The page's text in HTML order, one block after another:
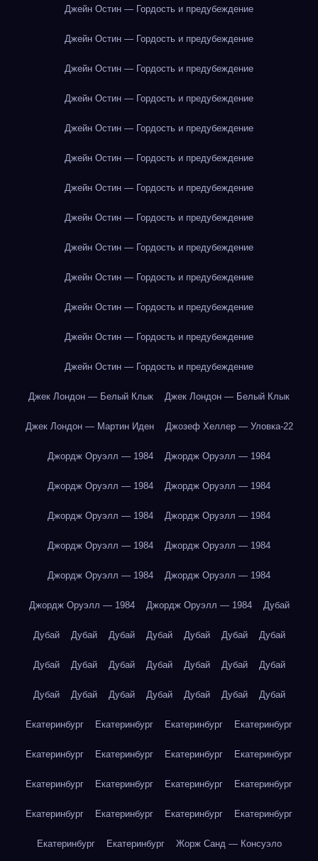
Джейн Остин — Гордость и предубеждение
Джейн Остин — Гордость и предубеждение
Джейн Остин — Гордость и предубеждение
Джейн Остин — Гордость и предубеждение
Джейн Остин — Гордость и предубеждение
Джейн Остин — Гордость и предубеждение
Джейн Остин — Гордость и предубеждение
Джейн Остин — Гордость и предубеждение
Джейн Остин — Гордость и предубеждение
Джейн Остин — Гордость и предубеждение
Джейн Остин — Гордость и предубеждение
Джейн Остин — Гордость и предубеждение
Джейн Остин — Гордость и предубеждение
Джек Лондон — Белый Клык Джек Лондон — Белый Клык
Джек Лондон — Мартин Иден Джозеф Хеллер — Уловка-22
Джордж Оруэлл — 1984 Джордж Оруэлл — 1984
Джордж Оруэлл — 1984 Джордж Оруэлл — 1984
Джордж Оруэлл — 1984 Джордж Оруэлл — 1984
Джордж Оруэлл — 1984 Джордж Оруэлл — 1984
Джордж Оруэлл — 1984 Джордж Оруэлл — 1984
Джордж Оруэлл — 1984 Джордж Оруэлл — 1984 Дубай
Дубай Дубай Дубай Дубай Дубай Дубай Дубай
Дубай Дубай Дубай Дубай Дубай Дубай Дубай
Дубай Дубай Дубай Дубай Дубай Дубай Дубай
Екатеринбург Екатеринбург Екатеринбург Екатеринбург
Екатеринбург Екатеринбург Екатеринбург Екатеринбург
Екатеринбург Екатеринбург Екатеринбург Екатеринбург
Екатеринбург Екатеринбург Екатеринбург Екатеринбург
Екатеринбург Екатеринбург Жорж Санд — Консуэло